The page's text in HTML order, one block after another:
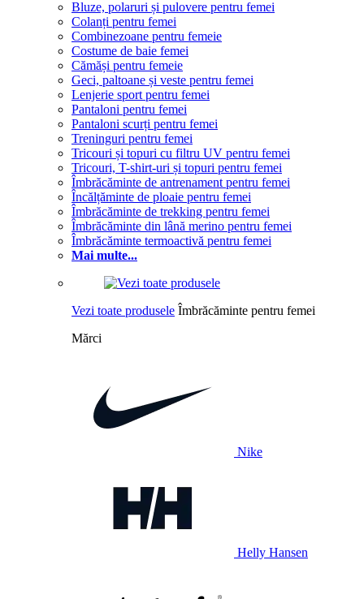
Bluze, polaruri și pulovere pentru femei
Colanți pentru femei
Combinezoane pentru femeie
Costume de baie femei
Cămăși pentru femeie
Geci, paltoane și veste pentru femei
Lenjerie sport pentru femei
Pantaloni pentru femei
Pantaloni scurți pentru femei
Treninguri pentru femei
Tricouri și topuri cu filtru UV pentru femei
Tricouri, T-shirt-uri și topuri pentru femei
Îmbrăcăminte de antrenament pentru femei
Încălțăminte de ploaie pentru femei
Îmbrăcăminte de trekking pentru femei
Îmbrăcăminte din lână merino pentru femei
Îmbrăcăminte termoactivă pentru femei
Mai multe...
Vezi toate produsele Îmbrăcăminte pentru femei
Mărci
Nike
Helly Hansen